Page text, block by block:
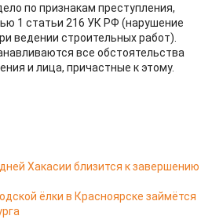
по признакам преступления,
1 статьи 216 УК РФ (нарушение
ведении строительных работ).
все обстоятельства
и лица, причастные к этому.
Хакасии близится к завершению
ёлки в Красноярске займётся